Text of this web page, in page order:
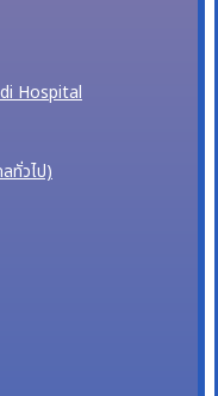
Hospital
ทั่วไป)